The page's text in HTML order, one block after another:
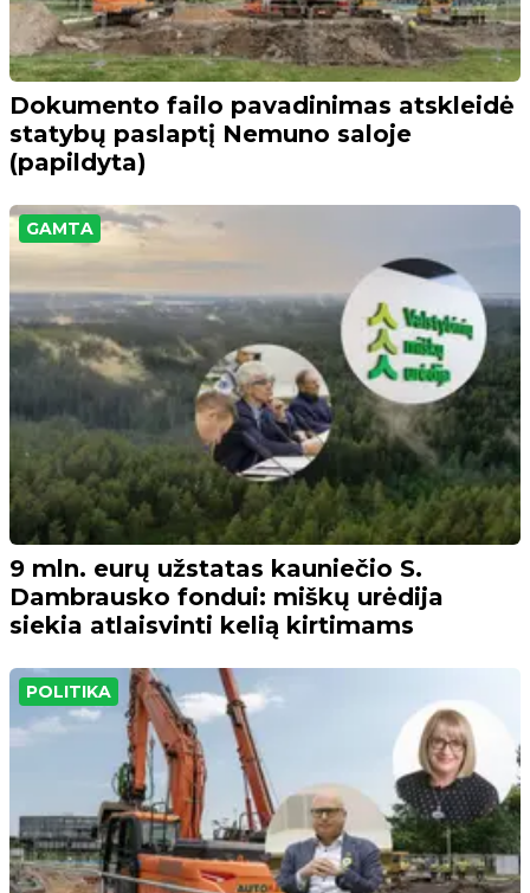
Dokumento failo pavadinimas atskleidė
statybų paslaptį Nemuno saloje
(papildyta)
GAMTA
9 mln. eurų užstatas kauniečio S.
Dambrausko fondui: miškų urėdija
siekia atlaisvinti kelią kirtimams
POLITIKA